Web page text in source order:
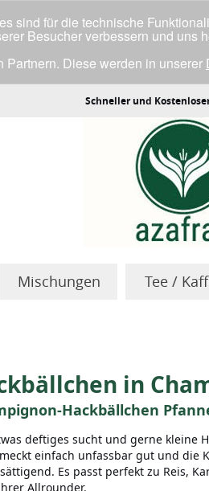
Schneller und
Mischungen Tee /
in
Hackbällchen
deftiges sucht und gerne kleine
einfach unfassbar gut und die
Es passt perfekt zu Reis,
Allrounder.
sind für die technische
Besucher verbessern und uns
Diese werden in unserer
Cookies einverstanden bist.